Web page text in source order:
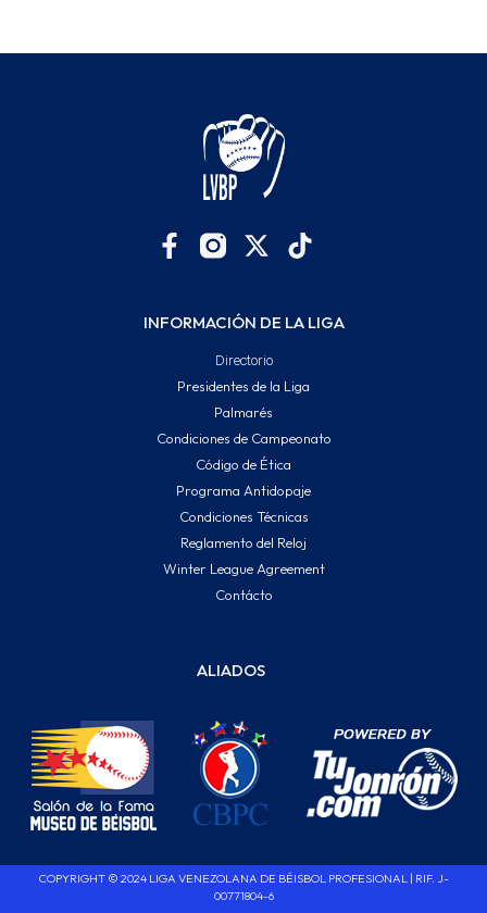
INFORMACIÓN DE LA LIGA
Directorio
Presidentes de la Liga
Palmarés
Condiciones de Campeonato
Código de Ética
Programa Antidopaje
Condiciones Técnicas
Reglamento del Reloj
Winter League Agreement
Contácto
ALIADOS
COPYRIGHT © 2024 LIGA VENEZOLANA DE BÉISBOL PROFESIONAL | RIF. J-
00771804-6